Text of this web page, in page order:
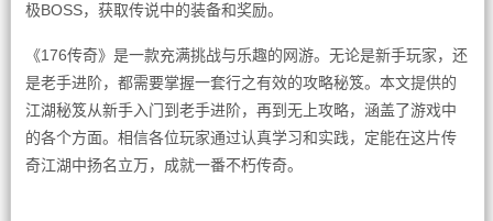
极BOSS，获取传说中的装备和奖励。
《176传奇》是一款充满挑战与乐趣的网游。无论是新手玩家，还
是老手进阶，都需要掌握一套行之有效的攻略秘笈。本文提供的
江湖秘笈从新手入门到老手进阶，再到无上攻略，涵盖了游戏中
的各个方面。相信各位玩家通过认真学习和实践，定能在这片传
奇江湖中扬名立万，成就一番不朽传奇。